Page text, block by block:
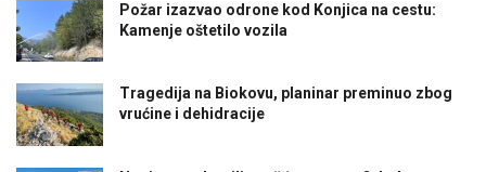
Požar izazvao odrone kod Konjica na cestu:
Kamenje oštetilo vozila
Tragedija na Biokovu, planinar preminuo zbog
vrućine i dehidracije